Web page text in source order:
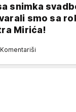
snimka
smo sa
Mirića!
Komentariši